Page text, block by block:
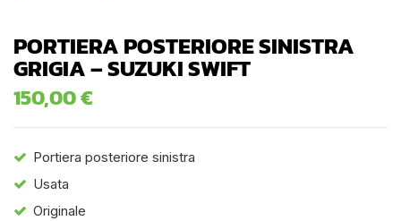
PORTIERA POSTERIORE SINISTRA
GRIGIA – SUZUKI SWIFT
150,00€
Portiera posteriore sinistra
Usata
Originale